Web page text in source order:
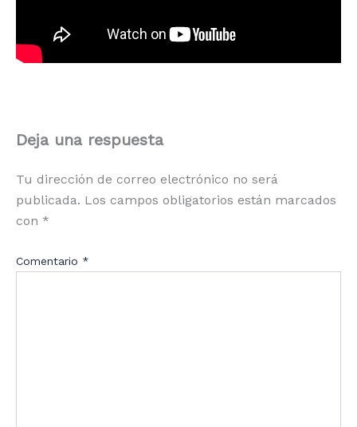
Deja una respuesta
Tu dirección de correo electrónico no será
publicada. Los campos obligatorios están marcados
con *
Comentario *